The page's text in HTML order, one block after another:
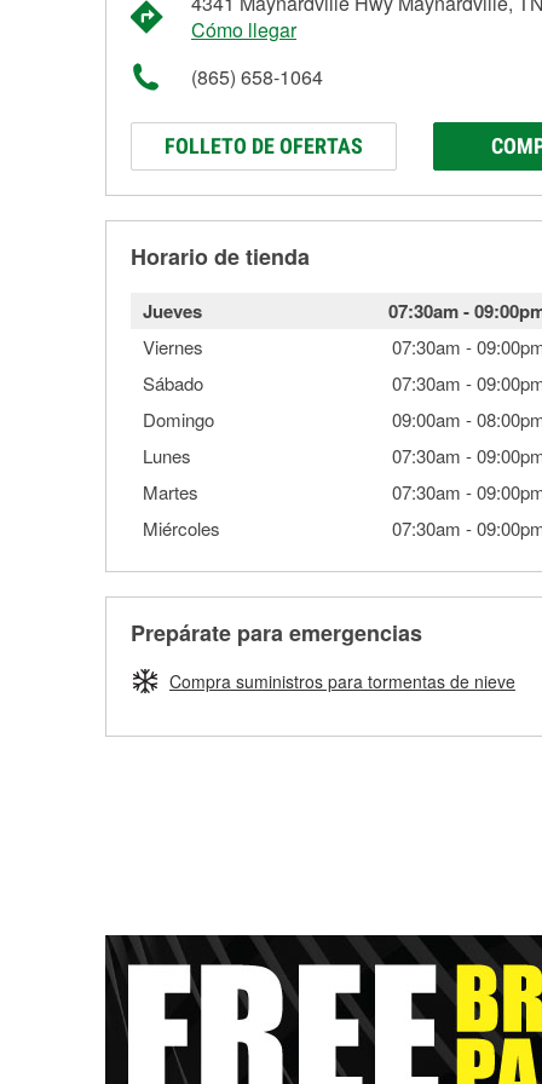
Cómo llegar
(865) 658-1064
FOLLETO DE OFERTAS
Horario de tienda
Jueves 07:30am-
Viernes 07:30am -
Sábado
07:30am -
Domingo
09:00am -
Lunes
07:30am -
Martes
07:30am -
Miércoles
07:30am -
Prepárate para emergencias
Compra suministros para tormentas de nieve